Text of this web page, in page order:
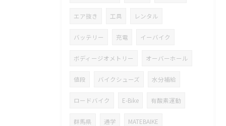
エア抜き 工具 レンタル
バッテリー 充電 イーバイク
ボディージオメトリー オーバーホール
値段 バイクシューズ 水分補給
ロードバイク E-Bike 有酸素運動
群馬県 通学 MATEBAIKE